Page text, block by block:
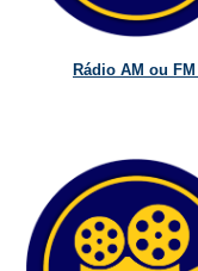
Rádio AM ou FM